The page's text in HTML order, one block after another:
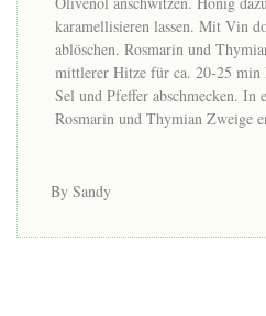
karamellisieren lassen. Mit Vin
ablöschen. Rosmarin und
mittlerer Hitze für ca. 20-25 min
Sel und Pfeffer abschmecken. In
Rosmarin und Thymian Zweige
By Sandy